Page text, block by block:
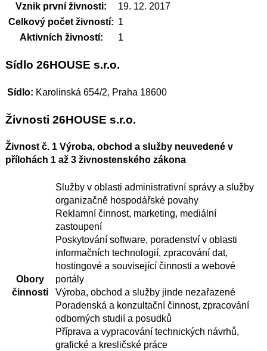
Vznik první živnosti:
19. 12. 2017
Celkový počet živností: 1
Aktivních živností:
1
Sídlo 26HOUSE s.r.o.
Sídlo: Karolinská 654/2, Praha 18600
Živnosti 26HOUSE s.r.o.
Živnost č. 1 Výroba, obchod a služby neuvedené v
přílohách 1 až 3 živnostenského zákona
Obory
činnosti
Služby v oblasti administrativní správy a služby
organizačně hospodářské povahy
Reklamní činnost, marketing, mediální
zastoupení
Poskytování software, poradenství v oblasti
informačních technologií, zpracování dat,
hostingové a související činnosti a webové
portály
Výroba, obchod a služby jinde nezařazené
Poradenská a konzultační činnost, zpracování
odborných studií a posudků
Příprava a vypracování technických návrhů,
grafické a kresličské práce